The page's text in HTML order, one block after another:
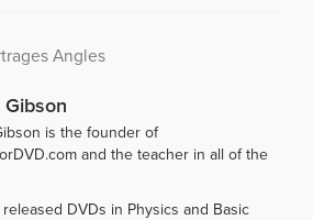
Angles
is the founder of
and the teacher in all of the
DVDs in Physics and Basic